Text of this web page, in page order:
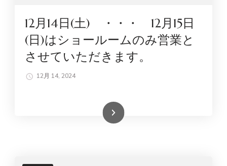
12月14日(土) ・・・ 12月15日
(日)はショールームのみ営業と
させていただきます。
12月 14, 2024
続きを読む